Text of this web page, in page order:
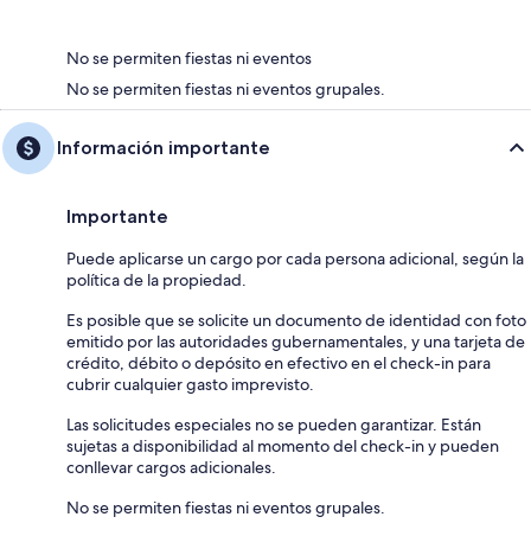
No se permiten fiestas ni eventos
No se permiten fiestas ni eventos grupales.
Información importante
Importante
Puede aplicarse un cargo por cada persona adicional, según la
política de la propiedad.
Es posible que se solicite un documento de identidad con foto
emitido por las autoridades gubernamentales, y una tarjeta de
crédito, débito o depósito en efectivo en el check-in para
cubrir cualquier gasto imprevisto.
Las solicitudes especiales no se pueden garantizar. Están
sujetas a disponibilidad al momento del check-in y pueden
conllevar cargos adicionales.
No se permiten fiestas ni eventos grupales.